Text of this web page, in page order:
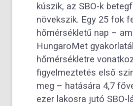
kúszik, az SBO-k
növekszik. Egy 25 fok
hőmérsékletű nap –
HungaroMet
hőmérsékletre
figyelmeztetés első
meg – hatására 4,7
ezer lakosra jutó SBO-